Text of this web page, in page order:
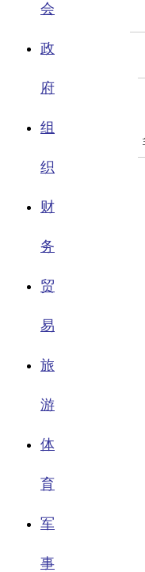
会
政
府
组
织
财
务
贸
易
旅
游
体
育
军
事